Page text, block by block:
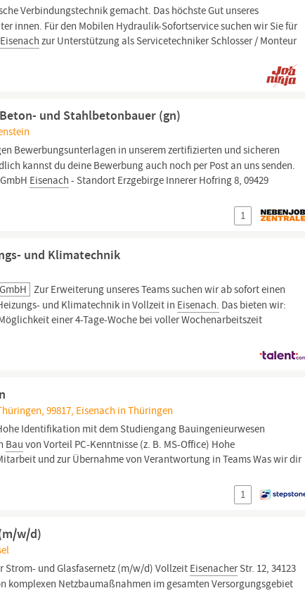
Verbindungstechnik gemacht. Das höchste Gut unseres
innen. Für den Mobilen Hydraulik-Sofortservice suchen wir Sie für
Eisenach zur Unterstützung als Servicetechniker Schlosser / Monteur
und Stahlbetonbauer (gn)
Bewerbungsunterlagen in unserem zertifizierten und sicheren
kannst du deine Bewerbung auch noch per Post an uns senden.
GmbH Eisenach - Standort Erzgebirge Innerer Hofring 8, 09429
1
und Klimatechnik
Zur Erweiterung unseres Teams suchen wir ab sofort einen
und Klimatechnik in Vollzeit in Eisenach. Das bieten wir:
einer 4-Tage-Woche bei voller Wochenarbeitszeit
99817, Eisenach in Thüringen
Identifikation mit dem Studiengang Bauingenieurwesen
Bau von Vorteil PC-Kenntnisse (z. B. MS-Office) Hohe
und zur Übernahme von Verantwortung in Teams Was wir dir
1
w/d)
Strom- und Glasfasernetz (m/w/d) Vollzeit EisenacherStr. 12, 34123
komplexen Netzbaumaßnahmen im gesamten Versorgungsgebiet